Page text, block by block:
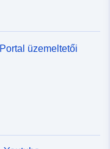
üzemeltetői